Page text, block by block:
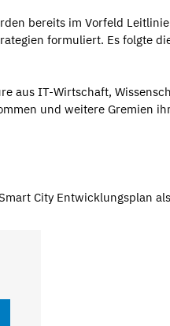
bereits im Vorfeld
formuliert. Es folgte
aus IT-Wirtschaft,
und weitere Gremien
City Entwicklungsplan